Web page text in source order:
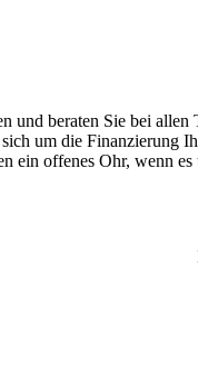
und beraten Sie bei
um die
ein offenes Ohr, wenn